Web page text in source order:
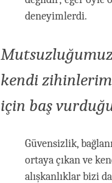
deneyimlerdi.
kendi
için baş
Güvensizlik,
ortaya çıkan ve
alışkanlıklar bizi